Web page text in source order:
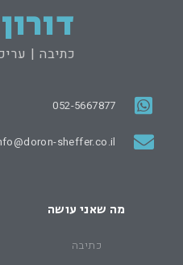
כתיבה |
052-5667877
sheffer.co.il
מה שאני עושה
כתיבה